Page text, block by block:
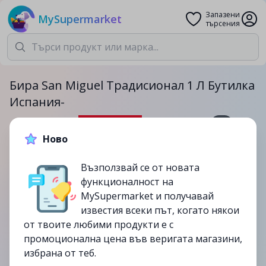
MySupermarket
Запазени
търсения
Бира San Miguel Традисионал 1 Л Бутилка
Испания-
4.29лв.5.69лв.
-25%
изтекла
Ново
Възползвай се от новата
функционалност на
MySupermarket и получавай
известия всеки път, когато някои
от твоите любими продукти е с
промоционална цена във веригата магазини,
избрана от теб.